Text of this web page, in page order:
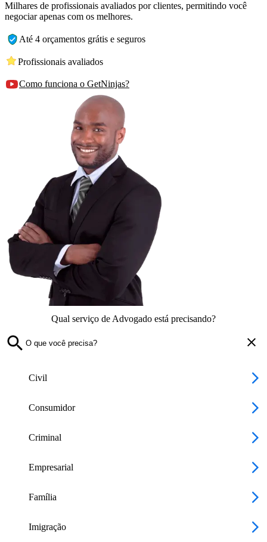
Milhares de profissionais avaliados por clientes, permitindo você
negociar apenas com os melhores.
Até 4 orçamentos grátis e seguros
Profissionais avaliados
Como funciona o GetNinjas?
Qual serviço de Advogado está precisando?
Civil
Consumidor
Criminal
Empresarial
Família
Imigração